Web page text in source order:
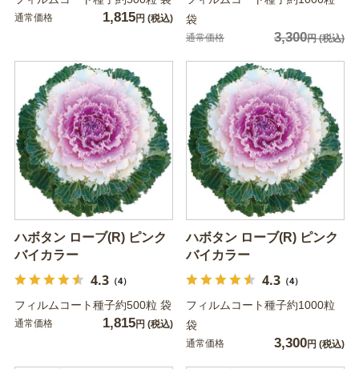
通常価格 1,815円 (税込)
袋
通常価格 3,300円(税込)
ハボタン ローブ(R) ピンク
バイカラー
4.3（4）
フィルムコート種子約500粒 袋
通常価格 1,815円 (税込)
ハボタン ローブ(R) ピンク
バイカラー
4.3（4）
フィルムコート種子約1000粒
袋
通常価格 3,300円 (税込)